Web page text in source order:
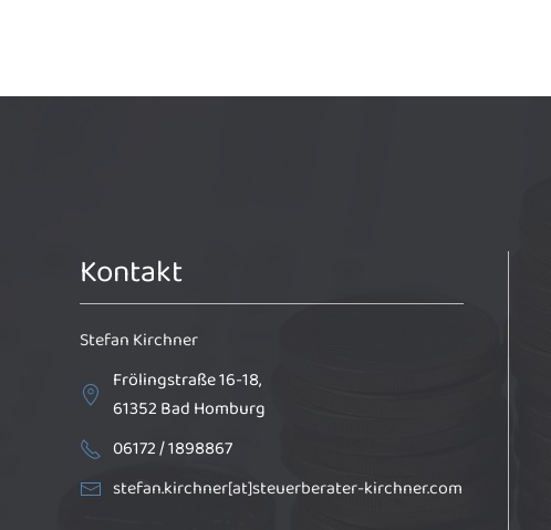
Kontakt
Stefan Kirchner
Frölingstraße 16-18,
61352 Bad Homburg
06172 / 1898867
stefan.kirchner[at]steuerberater-kirchner.com